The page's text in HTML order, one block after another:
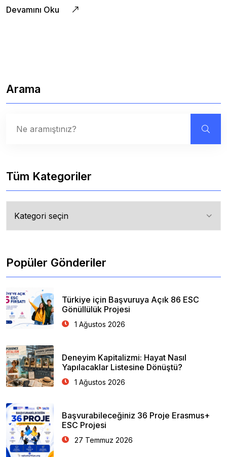
Devamını Oku
Arama
Tüm Kategoriler
Kategoriler
Popüler Gönderiler
Türkiye için Başvuruya Açık 86 ESC
Gönüllülük Projesi
1 Ağustos 2026
Deneyim Kapitalizmi: Hayat Nasıl
Yapılacaklar Listesine Dönüştü?
1 Ağustos 2026
Başvurabileceğiniz 36 Proje Erasmus+
ESC Projesi
27 Temmuz 2026